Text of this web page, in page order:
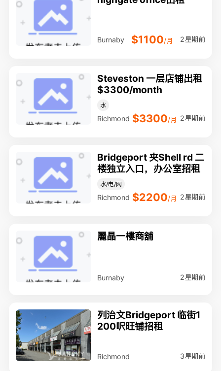
Burnaby $1100/月 2星期前
Steveston 一层店铺出租
$3300/month
水
Richmond $3300/月 2星期前
Bridgeport 夹Shell rd 二
楼独立入口，办公室招租
水/电/网
Richmond $2200/月 2星期前
麗晶一樓商舖
Burnaby 2星期前
列治文Bridgeport 临街1
200呎旺铺招租
Richmond 3星期前